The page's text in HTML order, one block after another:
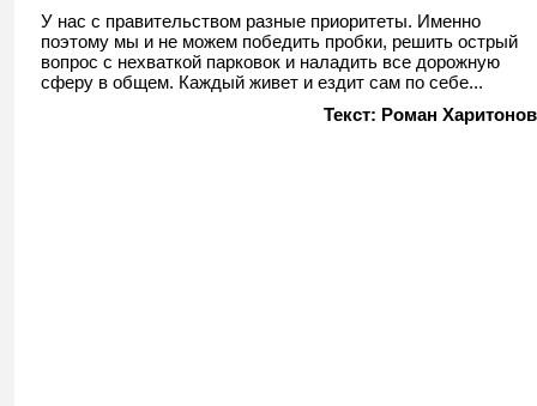
У нас с правительством разные приоритеты. Именно
поэтому мы и не можем победить пробки, решить острый
вопрос с нехваткой парковок и наладить все дорожную
сферу в общем. Каждый живет и ездит сам по себе...
Текст: Роман Харитонов